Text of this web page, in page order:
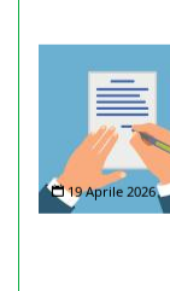
19 Aprile 2026